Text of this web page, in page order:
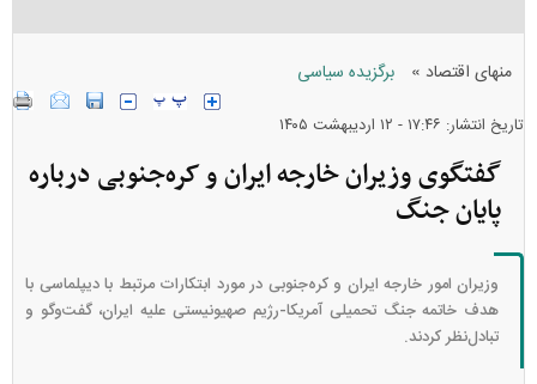
منهای اقتصاد » برگزیده سیاسی
تاریخ انتشار: ۱۷:۴۶ - ۱۲ ارديبهشت ۱۴۰۵
گفتگوی وزیران خارجه ایران و کره‌جنوبی درباره
پایان جنگ
وزیران امور خارجه ایران و کره‌جنوبی در مورد ابتکارات مرتبط با دیپلماسی با
هدف خاتمه جنگ تحمیلی آمریکا-رژیم صهیونیستی علیه ایران، گفت‌وگو و
تبادل‌نظر کردند.